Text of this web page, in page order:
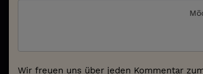
Wir freuen uns über jeden Kommentar